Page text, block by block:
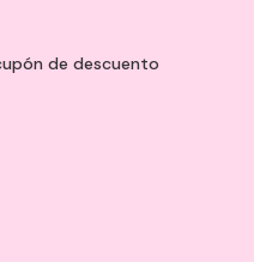
de descuento